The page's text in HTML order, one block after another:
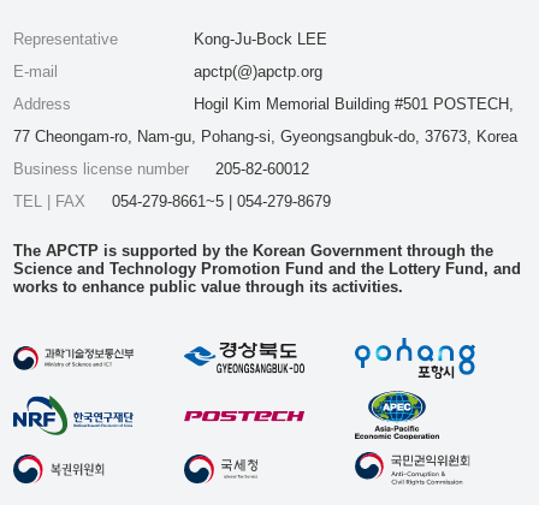
Representative
Kong-Ju-Bock LEE
E-mail
apctp(@)apctp.org
Address
Hogil Kim Memorial Building #501 POSTECH,
77 Cheongam-ro, Nam-gu, Pohang-si, Gyeongsangbuk-do, 37673, Korea
Business license number
205-82-60012
TEL | FAX
054-279-8661~5 | 054-279-8679
The APCTP is supported by the Korean Government through the
Science and Technology Promotion Fund and the Lottery Fund, and
works to enhance public value through its activities.